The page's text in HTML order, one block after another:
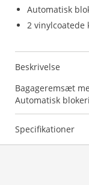
Automatisk
2 vinylcoatede
Beskrivelse
Bagageremsæt
Automatisk
Specifikationer